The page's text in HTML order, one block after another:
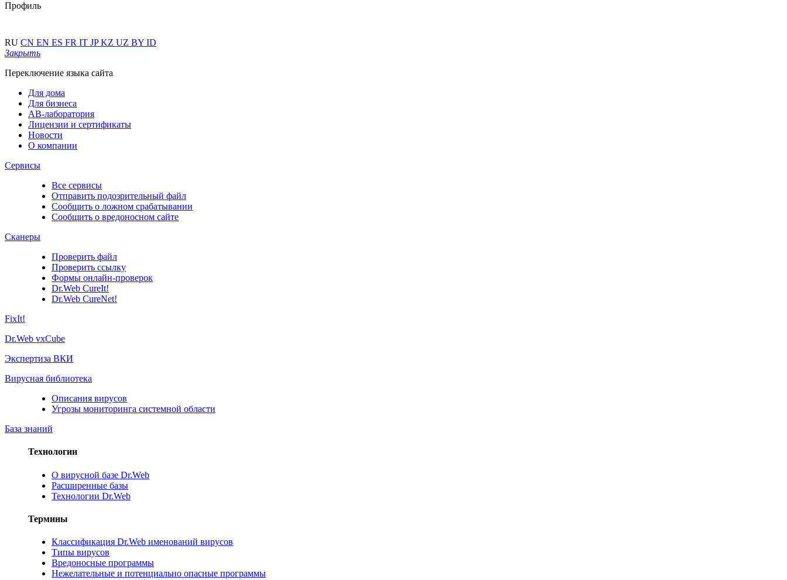
Профиль
RU CN EN ES FR IT JPKZ UZ BY ID
Закрыть
Переключение языка сайта
Для дома
Для бизнеса
АВ-лаборатория
Лицензии и сертификаты
Новости
О компании
Сервисы
Все сервисы
Отправить подозрительный файл
Сообщить о ложном срабатывании
Сообщить о вредоносном сайте
Сканеры
Проверить файл
Проверить ссылку
Формы онлайн-проверок
Dr.Web CureIt!
Dr.Web CureNet!
FixIt!
Dr.Web vxCube
Экспертиза ВКИ
Вирусная библиотека
Описания вирусов
Угрозы мониторинга системной области
База знаний
Технологии
О вирусной базе Dr.Web
Расширенные базы
Технологии Dr.Web
Термины
Классификация Dr.Web именований вирусов
Типы вирусов
Вредоносные программы
Нежелательные и потенциально опасные программы